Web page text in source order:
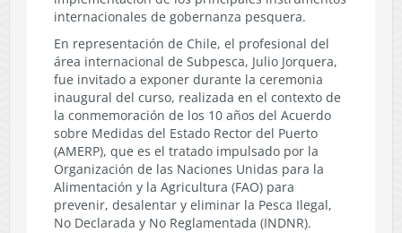
internacionales de gobernanza pesquera.
En representación de Chile, el profesional del
área internacional de Subpesca, Julio Jorquera,
fue invitado a exponer durante la ceremonia
inaugural del curso, realizada en el contexto de
la conmemoración de los 10 años del Acuerdo
sobre Medidas del Estado Rector del Puerto
(AMERP), que es el tratado impulsado por la
Organización de las Naciones Unidas para la
Alimentación y la Agricultura (FAO) para
prevenir, desalentar y eliminar la Pesca Ilegal,
No Declarada y No Reglamentada (INDNR).